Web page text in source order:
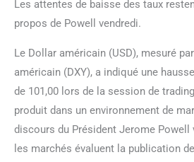
Les attentes de baisse des taux
propos de Powell vendredi.
Le Dollar américain (USD), mesuré
américain (DXY), a indiqué une
de 101,00 lors de la session de
produit dans un environnement de
discours du Président Jerome Powell
les marchés évaluent la publication